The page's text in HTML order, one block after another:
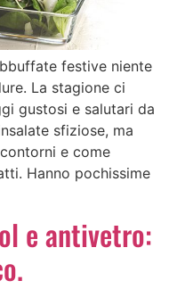
festive niente
La stagione ci
gustosi e salutari da
sfiziose, ma
e come
Hanno pochissime
e antivetro: